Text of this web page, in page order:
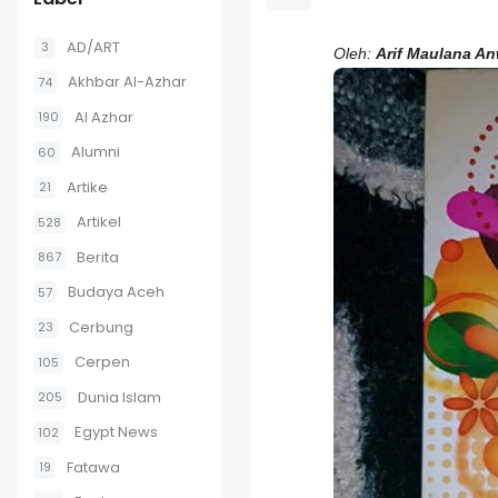
3 AD/ART
74 Akhbar Al-Azhar
190 Al Azhar
60 Alumni
21 Artike
528 Artikel
867 Berita
57 Budaya Aceh
23 Cerbung
105 Cerpen
205 Dunia Islam
102 Egypt News
19 Fatawa
Oleh:Arif Maulana